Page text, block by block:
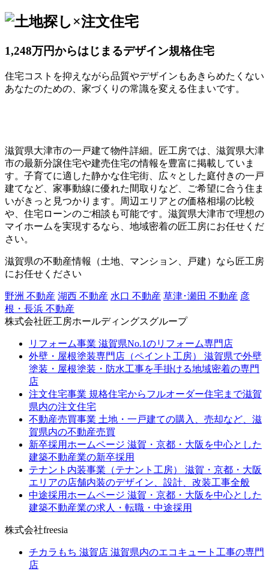
1,248万円からはじまるデザイン規格住宅
住宅コストを抑えながら品質やデザインもあきらめたくない
あなたのための、家づくりの常識を変える住まいです。
滋賀県大津市の一戸建て物件詳細。匠工房では、滋賀県大津
市の最新分譲住宅や建売住宅の情報を豊富に掲載していま
す。子育てに適した静かな住宅街、広々とした庭付きの一戸
建てなど、家事動線に優れた間取りなど、ご希望に合う住ま
いがきっと見つかります。周辺エリアとの価格相場の比較
や、住宅ローンのご相談も可能です。滋賀県大津市で理想の
マイホームを実現するなら、地域密着の匠工房にお任せくだ
さい。
滋賀県の不動産情報（土地、マンション、戸建）なら匠工房
にお任せください
野洲 不動産 湖西 不動産 水口 不動産 草津･瀬田 不動産 彦
根・長浜 不動産
株式会社匠工房ホールディングスグループ
リフォーム事業 滋賀県No.1のリフォーム専門店
外壁・屋根塗装専門店（ペイント工房）
滋賀県で外壁
塗装・屋根塗装・防水工事を手掛ける地域密着の専門
店
注文住宅事業 規格住宅からフルオーダー住宅まで滋賀
県内の注文住宅
不動産売買事業 土地・一戸建ての購入、売却など、滋
賀県内の不動産売買
新卒採用ホームページ 滋賀・京都・大阪を中心とした
建築不動産業の新卒採用
テナント内装事業（テナント工房）
滋賀・京都・大阪
エリアの店舗内装のデザイン、設計、改装工事全般
中途採用ホームページ 滋賀・京都・大阪を中心とした
建築不動産業の求人・転職・中途採用
株式会社freesia
チカラもち 滋賀店 滋賀県内のエコキュート工事の専門
店